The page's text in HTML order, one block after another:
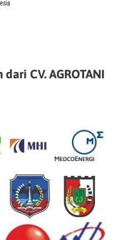
CV. AGROTANI